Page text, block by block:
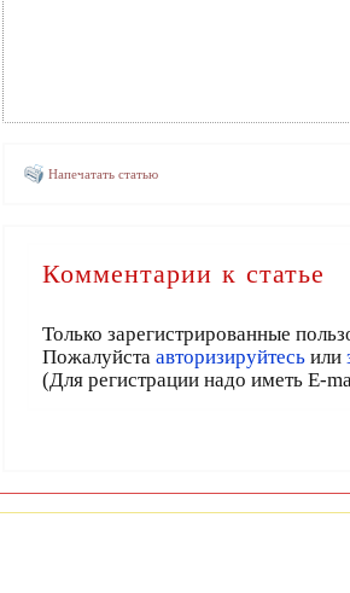
Напечатать статью
Комментарии к статье
Только зарегистрированные
Пожалуйста авторизируйтесьили
(Для регистрации надо иметь E-